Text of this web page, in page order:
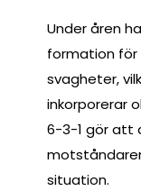
Under åren
formation för
svagheter,
inkorporerar
6-3-1 gör att
situation.